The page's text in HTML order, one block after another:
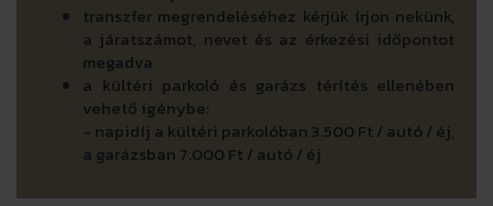
transzfer megrendeléséhez kérjük írjon nekünk,
a járatszámot, nevet és az érkezési időpontot
megadva
a kültéri parkoló és garázs térítés ellenében
vehető igénybe:
- napidíj a kültéri parkolóban 3.500 Ft / autó / éj,
a garázsban 7.000 Ft / autó / éj